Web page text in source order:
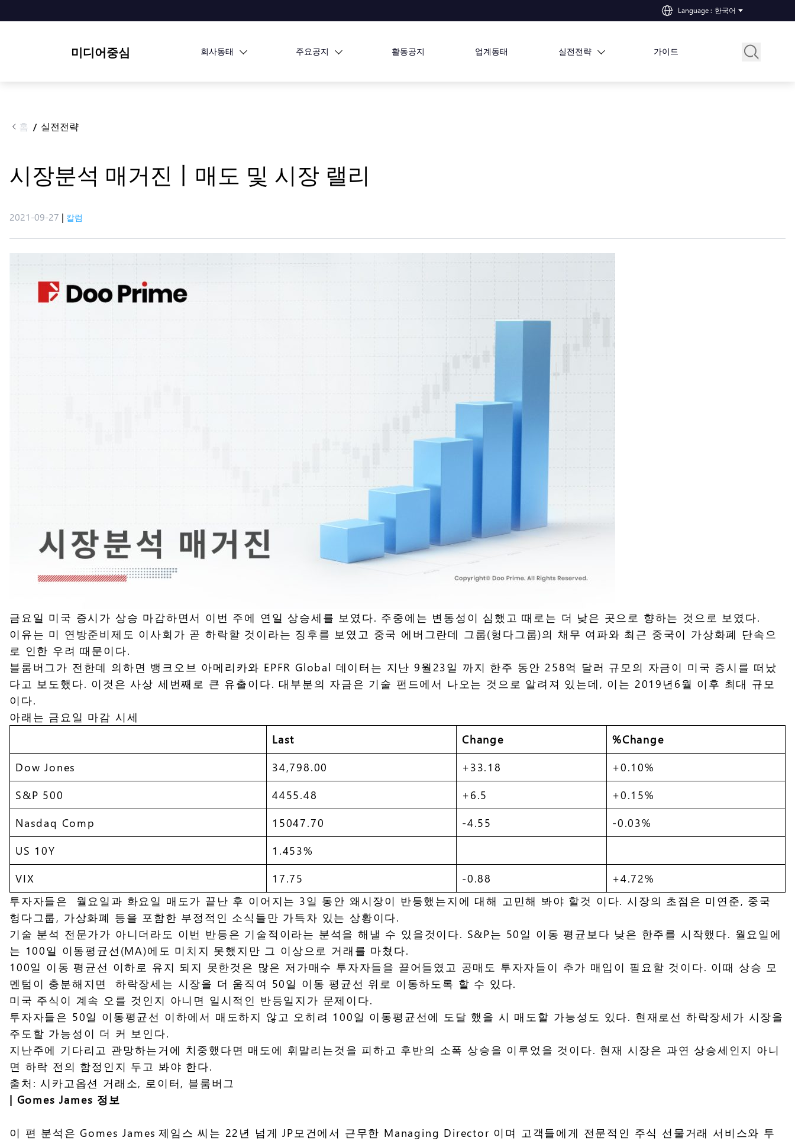
Language : 한국어
미디어중심 회사동태 주요공지 활동공지 업계동태 실전전략 가이드
홈 / 실전전략
시장분석 매거진丨매도 및 시장 랠리
2021-09-27 | 칼럼
금요일 미국 증시가 상승 마감하면서 이번 주에 연일 상승세를 보였다. 주중에는 변동성이 심했고 때로는 더 낮은 곳으로 향하는 것으로 보였다.
이유는 미 연방준비제도 이사회가 곧 하락할 것이라는 징후를 보였고 중국 에버그란데 그룹(헝다그룹)의 채무 여파와 최근 중국이 가상화폐 단속으
로 인한 우려 때문이다.
블룸버그가 전한데 의하면 뱅크오브 아메리카와 EPFR Global 데이터는 지난 9월23일 까지 한주 동안 258억 달러 규모의 자금이 미국 증시를 떠났
다고 보도했다. 이것은 사상 세번째로 큰 유출이다. 대부분의 자금은 기술 펀드에서 나오는 것으로 알려져 있는데, 이는 2019년6월 이후 최대 규모
이다.
아래는 금요일 마감 시세
Last
Change
%Change
Dow Jones
34,798.00 +33.18
+0.10%
S&P 500
4455.48 +6.5
+0.15%
Nasdaq Comp
15047.70 -4.55
-0.03%
US 10Y
1.453%
VIX
17.75 -0.88
+4.72%
투자자들은 월요일과 화요일 매도가 끝난 후 이어지는 3일 동안 왜시장이 반등했는지에 대해 고민해 봐야 할것 이다. 시장의 초점은 미연준, 중국
헝다그룹, 가상화폐 등을 포함한 부정적인 소식들만 가득차 있는 상황이다.
기술 분석 전문가가 아니더라도 이번 반등은 기술적이라는 분석을 해낼 수 있을것이다. S&P는 50일 이동 평균보다 낮은 한주를 시작했다. 월요일에
는 100일 이동평균선(MA)에도 미치지 못했지만 그 이상으로 거래를 마쳤다.
100일 이동 평균선 이하로 유지 되지 못한것은 많은 저가매수 투자자들을 끌어들였고 공매도 투자자들이 추가 매입이 필요할 것이다. 이때 상승 모
멘텀이 충분해지면 하락장세는 시장을 더 움직여 50일 이동 평균선 위로 이동하도록 할 수 있다.
미국 주식이 계속 오를 것인지 아니면 일시적인 반등일지가 문제이다.
투자자들은 50일 이동평균선 이하에서 매도하지 않고 오히려 100일 이동평균선에 도달 했을 시 매도할 가능성도 있다. 현재로선 하락장세가 시장을
주도할 가능성이 더 커 보인다.
지난주에 기다리고 관망하는거에 치중했다면 매도에 휘말리는것을 피하고 후반의 소폭 상승을 이루었을 것이다. 현재 시장은 과연 상승세인지 아니
면 하락 전의 함정인지 두고 봐야 한다.
출처: 시카고옵션 거래소, 로이터, 블룸버그
| Gomes James 정보
이 편 분석은 Gomes James 제임스 씨는 22년 넘게 JP모건에서 근무한 Managing Director 이며 고객들에게 전문적인 주식 선물거래 서비스와 투